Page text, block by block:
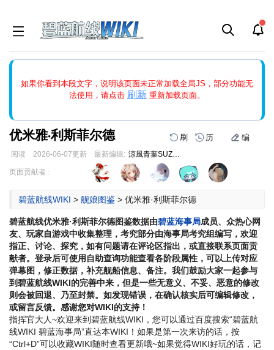
如果你看到本段文字，说明该页面未正常加载全局JS，部分功能无
法使用，请点击 刷新 重新加载页面。
能中的刷新按钮清除页面缓存并刷新，如果还有问题，请多尝试几
优米雅·利斯菲尔德 刷 历 编
阅读 2026-06-07更新 最新编辑: 涼風青葉SUZUKAZEAOBA
跳
跳
页面贡献者 :
碧蓝航线WIKI > 舰娘图鉴 > 优米雅·利斯菲尔德
碧蓝航线优米雅·利斯菲尔德图鉴数据由碧蓝海事局成员、众热心网
友、玩家自游戏中收集整理，考究部分由海事局考究组编写，欢迎
指正、讨论、探究，如有问题请在评论区指出，或直接联系页面贡
献者。登录后可使用自助查询功能查看各阶段属性，可以上传对应
弹幕图，修正数据，补充舰船信息、备注。我们鼓励大家一起参与
到碧蓝航线WIKI的完善中来，但是一些无意义、不妥、恶意的修改
则会被回退、乃至封禁。如发现错误，在确认核实后可编辑修改，
或留言反馈。感谢您对WIKI的支持！
指挥官大人~欢迎来到碧蓝航线WIKI，您可以通过百度搜索“碧蓝航
线WIKI 碧蓝海事局”直达本WIKI！如果是第一次来访的话，按
“Ctrl+D”可以收藏WIKI随时查看更新哦~如果觉得WIKI好玩的话，记